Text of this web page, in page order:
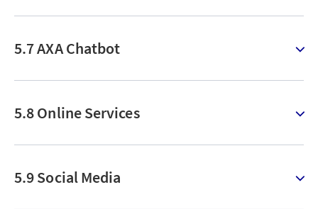
5.7 AXA Chatbot
5.8 Online Services
5.9 Social Media